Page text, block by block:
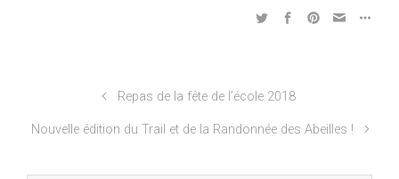
Repas de la fête de l’école 2018
Nouvelle édition du Trail et de la Randonnée des Abeilles !